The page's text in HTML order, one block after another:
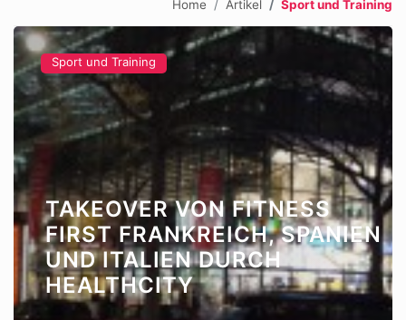
Home Artikel Sport und Training
Sport und Training
TAKEOVER VON FITNESS
FIRST FRANKREICH, SPANIEN
UND ITALIEN DURCH
HEALTHCITY